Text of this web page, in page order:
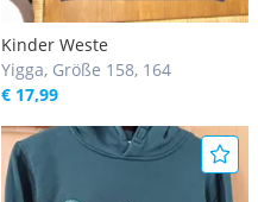
Kinder Weste
Yigga, Größe 158, 164
€ 17,99